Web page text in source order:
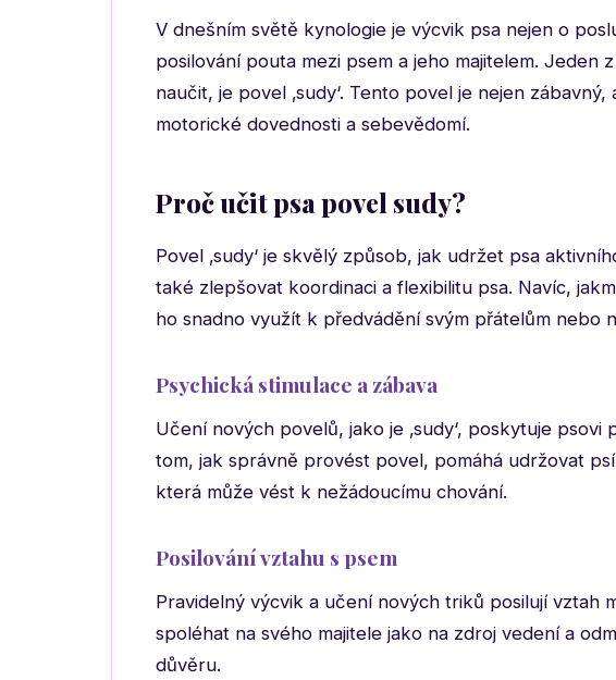
V dnešním světě kynologie je výcvik psa nejen o
posilování pouta mezi psem a jeho majitelem.
naučit, je povel ‚sudy‘. Tento povel je nejen
motorické dovednosti a sebevědomí.
Proč učit psa povel sudy?
Povel ‚sudy‘ je skvělý způsob, jak udržet psa
také zlepšovat koordinaci a flexibilitu psa. Navíc,
ho snadno využít k předvádění svým přátelům nebo
Psychická stimulace a zábava
Učení nových povelů, jako je ‚sudy‘, poskytuje psovi
tom, jak správně provést povel, pomáhá udržovat
která může vést k nežádoucímu chování.
Posilování vztahu s psem
Pravidelný výcvik a učení nových triků posilují vztah
spoléhat na svého majitele jako na zdroj vedení a
důvěru.